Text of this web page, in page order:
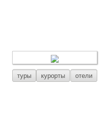
туры курорты отели